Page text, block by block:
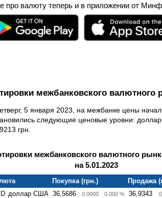
про валюту теперь и в приложении от
межбанковского валютного
5 января 2023, на межбанке цены
следующие ценовые уровни:
грн.
межбанковского валютного
на 5.01.2023
Покупка (грн.)
Продажа
доллар США 36,5686 0.0000 0.000 % 36,9343